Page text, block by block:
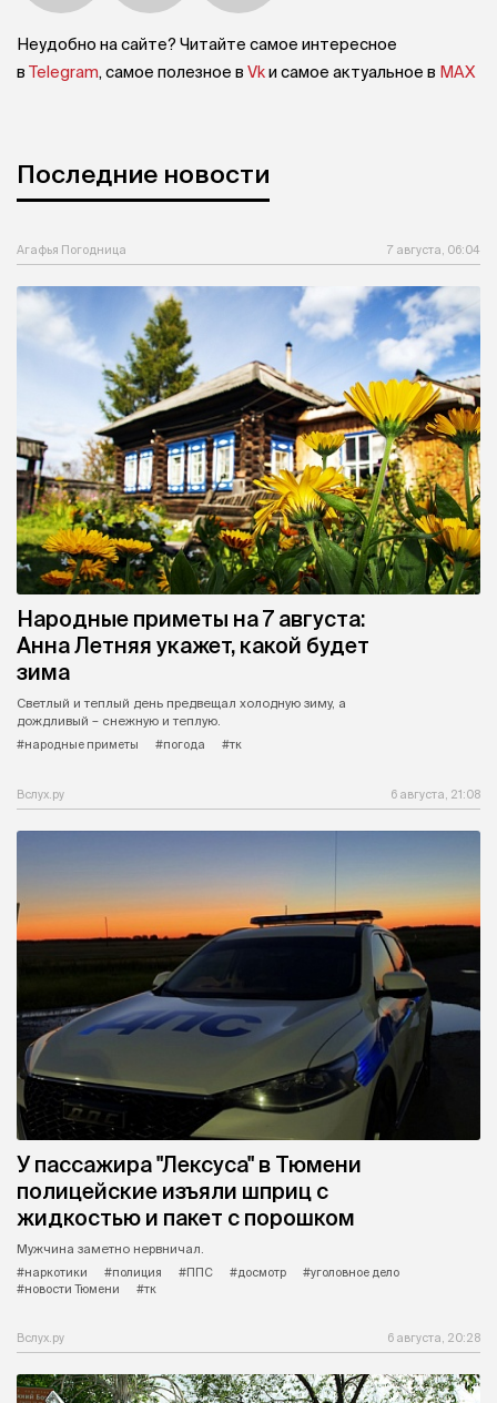
Неудобно на сайте? Читайте самое интересное
в Telegram, самое полезное в Vkи самое актуальное в MAX
Последние новости
Агафья Погодница 7 августа, 06:04
Народные приметы на 7 августа:
Анна Летняя укажет, какой будет
зима
Светлый и теплый день предвещал холодную зиму, а
дождливый – снежную и теплую.
#народные приметы
#погода #тк
Вслух.ру 6 августа, 21:08
У пассажира "Лексуса" в Тюмени
полицейские изъяли шприц с
жидкостью и пакет с порошком
Мужчина заметно нервничал.
#наркотики
#полиция #ППС #досмотр
#уголовное дело
#новости Тюмени
#тк
Вслух.ру 6 августа, 20:28